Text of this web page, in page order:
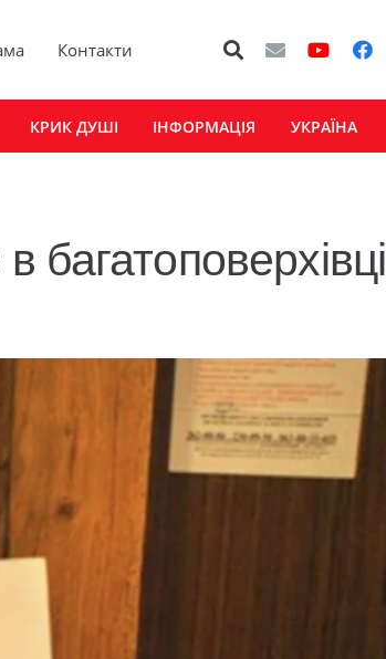
Контакти
КРИК ДУШІ ІНФОРМАЦІЯ УКРАЇНА
багатоповерхівці